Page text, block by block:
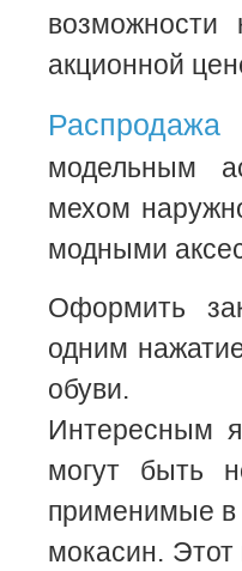
возможности
акционной
Распродажа
модельным
мехом
модными
Оформить
одним
обуви.
Интересным
могут быть
применимые в
мокасин.